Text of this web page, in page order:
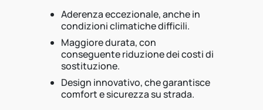
Aderenza eccezionale, anche in
condizioni climatiche difficili.
Maggiore durata, con
conseguente riduzione dei costi di
sostituzione.
Design innovativo, che garantisce
comfort e sicurezza su strada.